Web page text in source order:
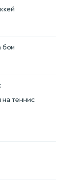
бои
теннис